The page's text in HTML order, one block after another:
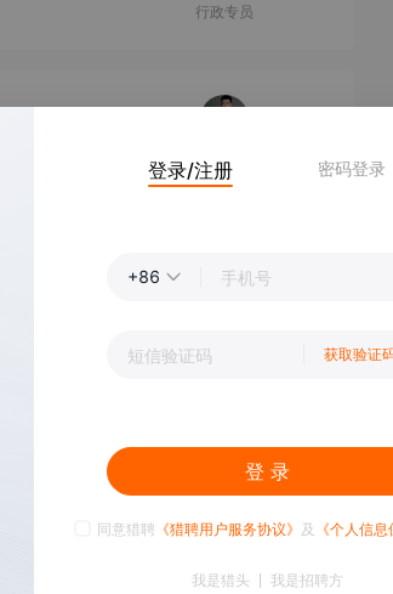
行政专员
赵先生
北京office总助
北京office总助
赵先生
北京office总助
登录/注册 密码登录
+86
获取验证
登 录
同意猎聘 《猎聘用户服务协议》 及 《个人信
我是猎头 我是招聘方